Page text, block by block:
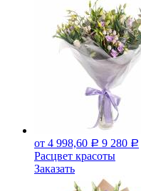
от 4 998,60 Р 9 280 Р
Расцвет красоты
Заказать